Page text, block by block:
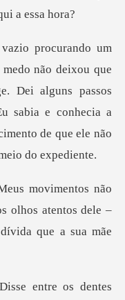
Dei alguns passos
sabia e conhecia a
olhos atentos dele –
os dentes